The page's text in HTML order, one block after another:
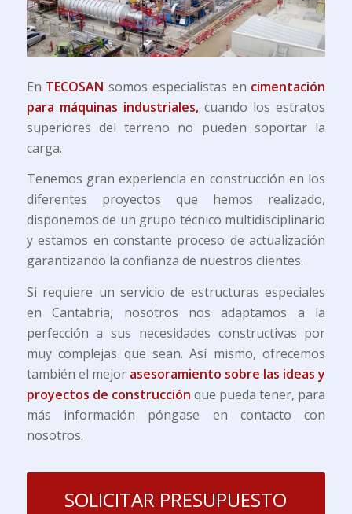
En TECOSAN somos especialistas en cimentación
para máquinas industriales,cuando los estratos
superiores del terreno no pueden soportar la
carga.
Tenemos gran experiencia en construcción en los
diferentes proyectos que hemos realizado,
disponemos de un grupo técnico multidisciplinario
y estamos en constante proceso de actualización
garantizando la confianza de nuestros clientes.
Si requiere un servicio de estructuras especiales
en Cantabria, nosotros nos adaptamos a la
perfección a sus necesidades constructivas por
muy complejas que sean. Así mismo, ofrecemos
también el mejor asesoramiento sobre las ideas y
proyectos de construcción que pueda tener, para
más información póngase en contacto con
nosotros.
SOLICITAR PRESUPUESTO